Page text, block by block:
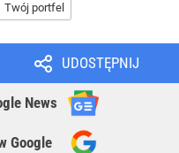
Twój portfel
UDOSTĘPNIJ
News
Google